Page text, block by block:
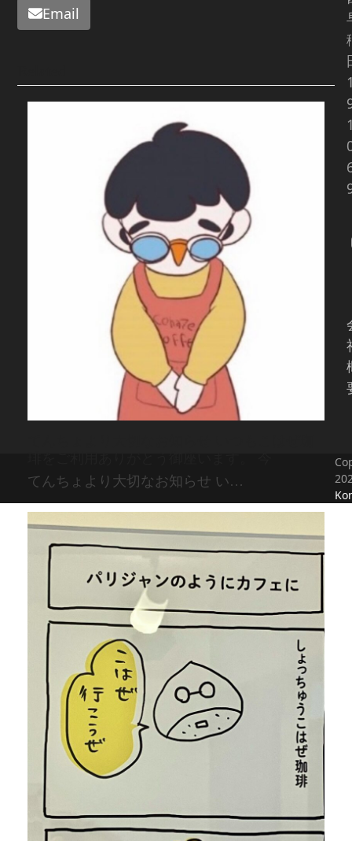
Email
てんちょより大切なお知らせ い…